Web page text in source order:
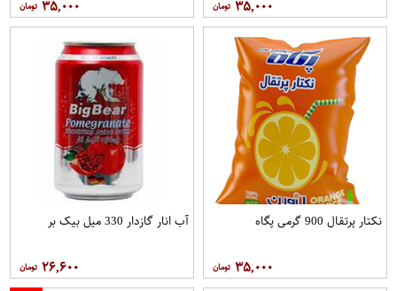
۳۵,۰۰۰ ۳۵,۰۰۰
نکتار پرتقال 900 گرمی پگاه
۳۵,۰۰۰
آب انار گازدار 330 میل بیک بر
۲۶,۶۰۰